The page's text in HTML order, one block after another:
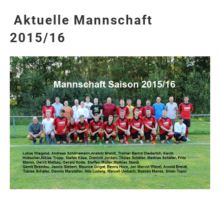
Aktuelle Mannschaft
2015/16